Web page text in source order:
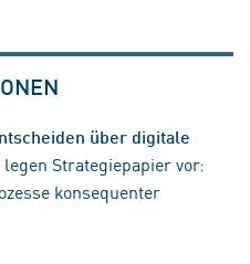
über digitale
Strategiepapier vor:
konsequenter